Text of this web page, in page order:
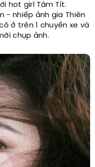
hot girl Tâm Tít.
- nhiếp ảnh gia Thiên
ở trên 1 chuyến xe và
chụp ảnh.